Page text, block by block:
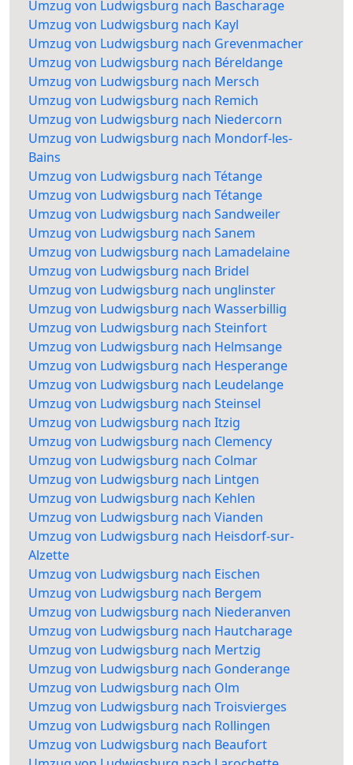
Umzug von Ludwigsburg nach Bascharage
Umzug von Ludwigsburg nach Kayl
Umzug von Ludwigsburg nach Grevenmacher
Umzug von Ludwigsburg nach Béreldange
Umzug von Ludwigsburg nach Mersch
Umzug von Ludwigsburg nach Remich
Umzug von Ludwigsburg nach Niedercorn
Umzug von Ludwigsburg nach Mondorf-les-
Bains
Umzug von Ludwigsburg nach Tétange
Umzug von Ludwigsburg nach Tétange
Umzug von Ludwigsburg nach Sandweiler
Umzug von Ludwigsburg nach Sanem
Umzug von Ludwigsburg nach Lamadelaine
Umzug von Ludwigsburg nach Bridel
Umzug von Ludwigsburg nach unglinster
Umzug von Ludwigsburg nach Wasserbillig
Umzug von Ludwigsburg nach Steinfort
Umzug von Ludwigsburg nach Helmsange
Umzug von Ludwigsburg nach Hesperange
Umzug von Ludwigsburg nach Leudelange
Umzug von Ludwigsburg nach Steinsel
Umzug von Ludwigsburg nach Itzig
Umzug von Ludwigsburg nach Clemency
Umzug von Ludwigsburg nach Colmar
Umzug von Ludwigsburg nach Lintgen
Umzug von Ludwigsburg nach Kehlen
Umzug von Ludwigsburg nach Vianden
Umzug von Ludwigsburg nach Heisdorf-sur-
Alzette
Umzug von Ludwigsburg nach Eischen
Umzug von Ludwigsburg nach Bergem
Umzug von Ludwigsburg nach Niederanven
Umzug von Ludwigsburg nach Hautcharage
Umzug von Ludwigsburg nach Mertzig
Umzug von Ludwigsburg nach Gonderange
Umzug von Ludwigsburg nach Olm
Umzug von Ludwigsburg nach Troisvierges
Umzug von Ludwigsburg nach Rollingen
Umzug von Ludwigsburg nach Beaufort